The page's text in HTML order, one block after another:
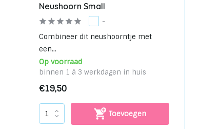
Neushoorn Small
-
Combineer dit neushoorntje met
een...
Op voorraad
binnen 1 à 3 werkdagen in huis
€19,50
Toevoegen